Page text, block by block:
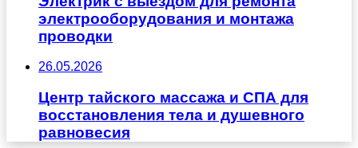
электрооборудования и монтажа
проводки
26.05.2026
Центр тайского массажа и СПА для
восстановления тела и душевного
равновесия